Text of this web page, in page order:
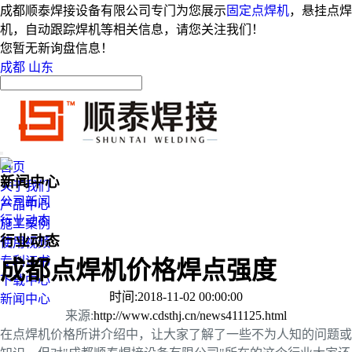
成都顺泰焊接设备有限公司专门为您展示 固定点焊机，悬挂点焊
机，自动跟踪焊机等相关信息，请您关注我们！
您暂无新询盘信息！
成都 山东
首页
关于我们
产品中心
施工案例
使用视频
专利证书
下载中心
新闻中心
新闻中心
公司新闻
行业动态
行业动态
成都点焊机价格焊点强度
时间:2018-11-02 00:00:00
来源:http://www.cdsthj.cn/news411125.html
在点焊机价格所讲介绍中，让大家了解了一些不为人知的问题或